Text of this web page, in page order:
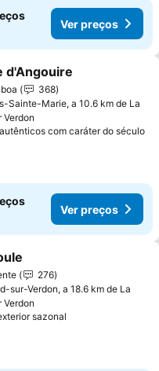
Ver preços
aos favoritos
d'Angouire
368
Sainte-Marie, a 10.6 km de La
Verdon
com caráter do século
Ver preços
aos favoritos
276
sur-Verdon, a 18.6 km de La
Verdon
sazonal